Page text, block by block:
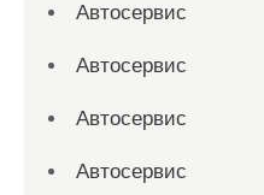
Автосервис
Автосервис
Автосервис
Автосервис